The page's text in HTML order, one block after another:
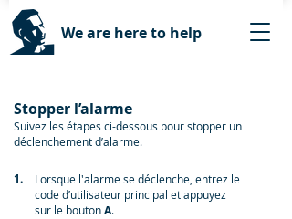
We are here to help
Stopper l’alarme
Suivez les étapes ci-dessous pour stopper un
déclenchement d’alarme.
1.
Lorsque l'alarme se déclenche, entrez le
code d’utilisateur principal et appuyez
sur le boutonA.